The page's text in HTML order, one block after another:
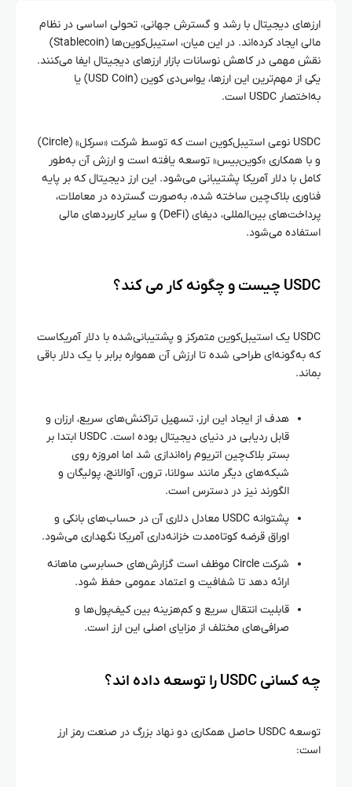
ارزهای دیجیتال با رشد و گسترش جهانی، تحولی اساسی در نظام
مالی ایجاد کرده‌اند. در این میان، استیبل‌کوین‌ها (Stablecoin)
نقش مهمی در کاهش نوسانات بازار ارزهای دیجیتال ایفا می‌کنند.
یکی از مهم‌ترین این ارزها، یواس‌دی کوین (USD Coin) یا
به‌اختصار USDC است.
USDC نوعی استیبل‌کوین است که توسط شرکت «سرکل» (Circle)
و با همکاری «کوین‌بیس» توسعه یافته است و ارزش آن به‌طور
کامل با دلار آمریکا پشتیبانی می‌شود. این ارز دیجیتال که بر پایه
فناوری بلاک‌چین ساخته شده، به‌صورت گسترده در معاملات،
پرداخت‌های بین‌المللی، دیفای (DeFi) و سایر کاربردهای مالی
استفاده می‌شود.
USDC چیست و چگونه کار می‌ کند؟
USDC یک استیبل‌کوین متمرکز و پشتیبانی‌شده با دلار آمریکاست
که به‌گونه‌ای طراحی شده تا ارزش آن همواره برابر با یک دلار باقی
بماند.
هدف از ایجاد این ارز، تسهیل تراکنش‌های سریع، ارزان و
قابل ردیابی در دنیای دیجیتال بوده است. USDC ابتدا بر
بستر بلاک‌چین اتریوم راه‌اندازی شد اما امروزه روی
شبکه‌های دیگر مانند سولانا، ترون، آوالانچ، پولیگان و
الگورند نیز در دسترس است.
پشتوانه USDC معادل دلاری آن در حساب‌های بانکی و
اوراق قرضه کوتاه‌مدت خزانه‌داری آمریکا نگهداری می‌شود.
شرکت Circle موظف است گزارش‌های حسابرسی ماهانه
ارائه دهد تا شفافیت و اعتماد عمومی حفظ شود.
قابلیت انتقال سریع و کم‌هزینه بین کیف‌پول‌ها و
صرافی‌های مختلف از مزایای اصلی این ارز است.
چه کسانی USDC را توسعه داده‌ اند؟
توسعه USDC حاصل همکاری دو نهاد بزرگ در صنعت رمز ارز
است: